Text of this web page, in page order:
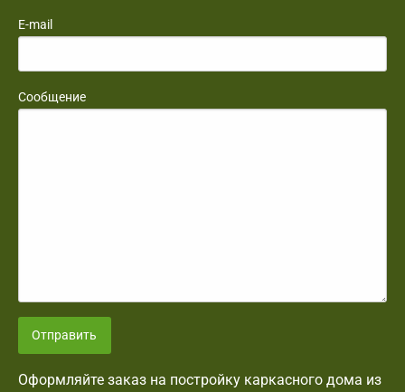
E-mail
Сообщение
Отправить
Оформляйте заказ на постройку каркасного дома из